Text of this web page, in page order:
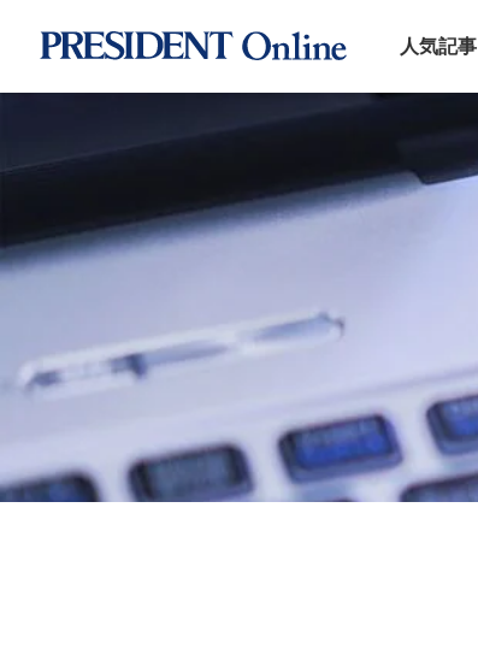
人気記事